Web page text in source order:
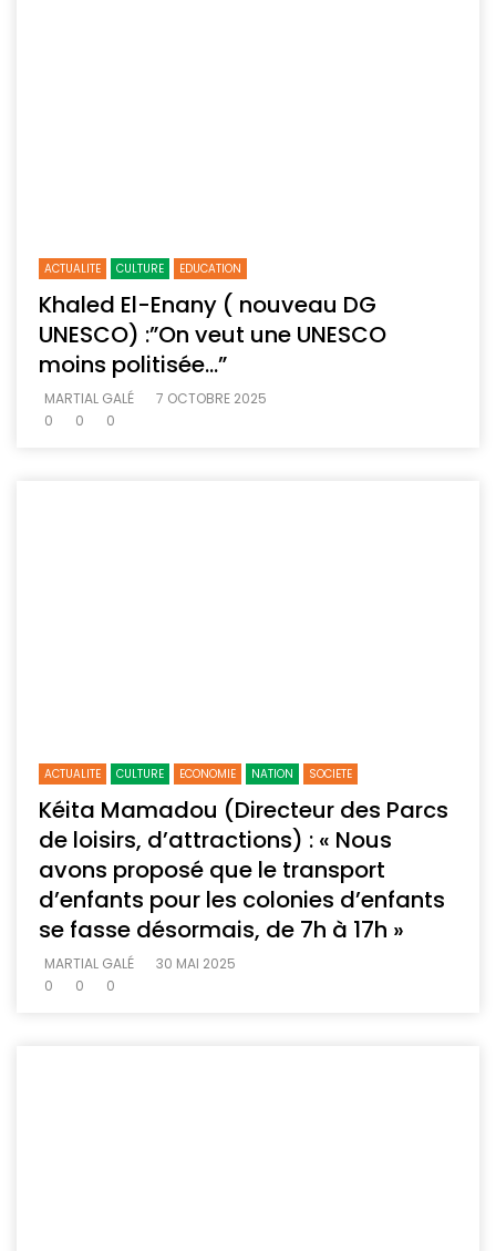
ACTUALITE CULTURE EDUCATION
Khaled El-Enany ( nouveau DG
UNESCO) :”On veut une UNESCO
moins politisée…”
MARTIAL GALÉ
7 OCTOBRE 2025
0
0 0
ACTUALITE CULTURE ECONOMIE NATION SOCIETE
Kéita Mamadou (Directeur des Parcs
de loisirs, d’attractions) : « Nous
avons proposé que le transport
d’enfants pour les colonies d’enfants
se fasse désormais, de 7h à 17h »
MARTIAL GALÉ
30 MAI 2025
0
0 0